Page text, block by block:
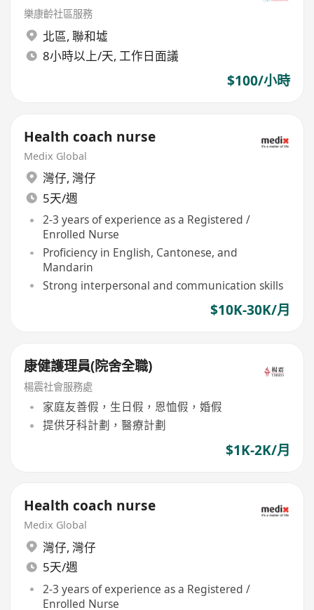
樂康齡社區服務
北區, 聯和墟
8小時以上/天, 工作日面議
$100/小時
Health coach nurse
Medix Global
灣仔, 灣仔
5天/週
2-3 years of experience as a Registered /
Enrolled Nurse
Proficiency in English, Cantonese, and
Mandarin
Strong interpersonal and communication skills
$10K-30K/月
康健護理員(院舍全職)
楊震社會服務處
家庭友善假，生日假，恩恤假，婚假
提供牙科計劃，醫療計劃
$1K-2K/月
Health coach nurse
Medix Global
灣仔, 灣仔
5天/週
2-3 years of experience as a Registered /
Enrolled Nurse